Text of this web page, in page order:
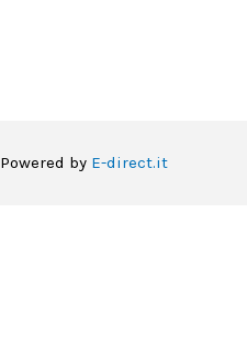
Powered by E-direct.it